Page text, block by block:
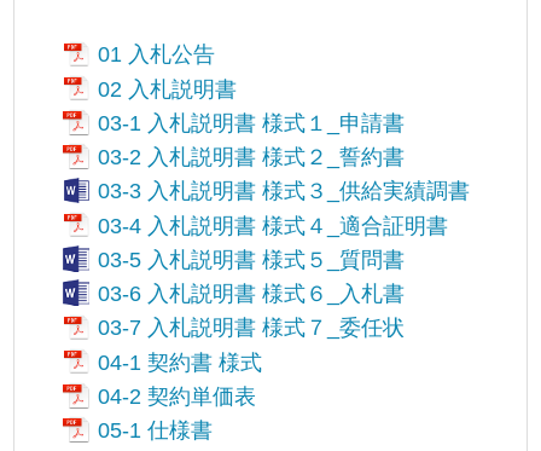
01 入札公告
02 入札説明書
03-1 入札説明書 様式１_申請書
03-2 入札説明書 様式２_誓約書
03-3 入札説明書 様式３_供給実績調書
03-4 入札説明書 様式４_適合証明書
03-5 入札説明書 様式５_質問書
03-6 入札説明書 様式６_入札書
03-7 入札説明書 様式７_委任状
04-1 契約書 様式
04-2 契約単価表
05-1 仕様書